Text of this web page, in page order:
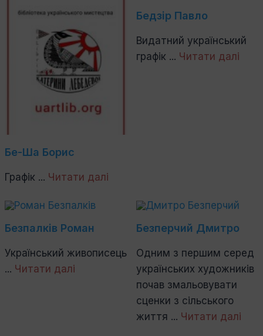
Бе-Ша Борис
Графік ... Читати далі
Бедзір Павло
Видатний український
графік ... Читати далі
Безпалків Роман
Український живописець
... Читати далі
Безперчий Дмитро
Одним з першим серед
українських художників
почав змальовувати
сценки з сільського
життя ... Читати далі